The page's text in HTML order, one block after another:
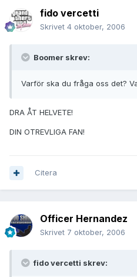
fido vercetti
Skrivet 4 oktober, 2006
Boomer skrev:
Varför ska du fråga oss det?
DRA ÅT HELVETE!
DIN OTREVLIGA FAN!
Citera
Officer Hernandez
Skrivet 7 oktober, 2006
fido vercetti skrev: